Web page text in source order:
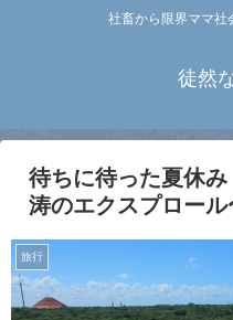
社畜から限界ママ社
徒然
待ちに待った夏休
涛のエクスプロール
旅行